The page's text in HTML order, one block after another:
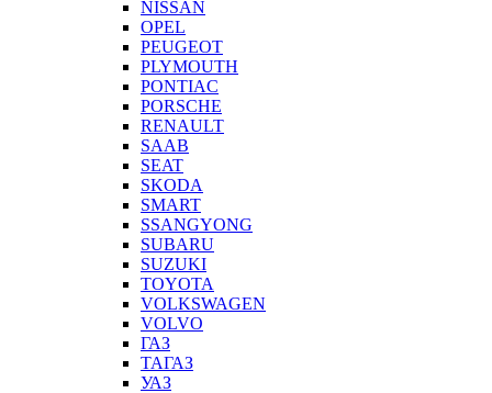
NISSAN
OPEL
PEUGEOT
PLYMOUTH
PONTIAC
PORSCHE
RENAULT
SAAB
SEAT
SKODA
SMART
SSANGYONG
SUBARU
SUZUKI
TOYOTA
VOLKSWAGEN
VOLVO
ГАЗ
ТАГАЗ
УАЗ